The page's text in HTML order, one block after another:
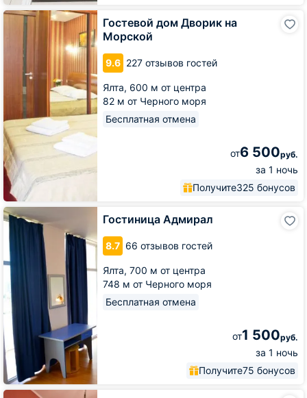
Гостевой дом Дворик на
Морской
9.6 227 отзывов гостей
Ялта, 600 м от центра
82 м от Черного моря
Бесплатная отмена
от6 500руб.
за 1 ночь
Получите325 бонусов
Гостевой
Гостиница Адмирал
8.7 66 отзывов гостей
Ялта, 700 м от центра
748 м от Черного моря
Бесплатная отмена
от1 500руб.
за 1 ночь
Получите75 бонусов
Гостиница
Адмирал
Гостиница